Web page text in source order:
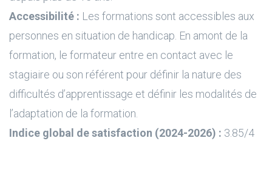
Accessibilité : Les formations sont accessibles aux
personnes en situation de handicap. En amont de la
formation, le formateur entre en contact avec le
stagiaire ou son référent pour définir la nature des
difficultés d’apprentissage et définir les modalités de
l’adaptation de la formation.
Indice global de satisfaction (2024-2026) : 3.85/4